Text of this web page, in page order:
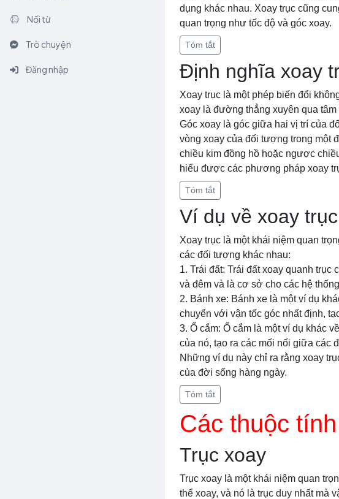
Nối từ
Trò chuyện
Đăng nhập
dụng khác nhau. Xoay trục cũng
quan trọng như tốc độ và góc xoay.
Tóm tắt
Định nghĩa xoay
Xoay trục là một phép biến đổi
xoay là đường thẳng xuyên qua
Góc xoay là góc giữa hai vị trí của
vòng xoay của đối tượng trong một
chiều kim đồng hồ hoặc ngược
hiểu được các phương pháp xoay
Tóm tắt
Ví dụ về xoay trục
Xoay trục là một khái niệm quan
các đối tượng khác nhau:
1. Trái đất: Trái đất xoay quanh
và đêm và là cơ sở cho các hệ
2. Bánh xe: Bánh xe là một ví dụ
chuyển với vận tốc góc nhất định,
3. Ổ cắm: Ổ cắm là một ví dụ khác
của nó, tạo ra các mối nối giữa các
Những ví dụ này chỉ ra rằng xoay
của đời sống hàng ngày.
Tóm tắt
Các thuộc
Trục xoay
Trục xoay là một khái niệm quan
thể xoay, và nó là trục duy nhất mà